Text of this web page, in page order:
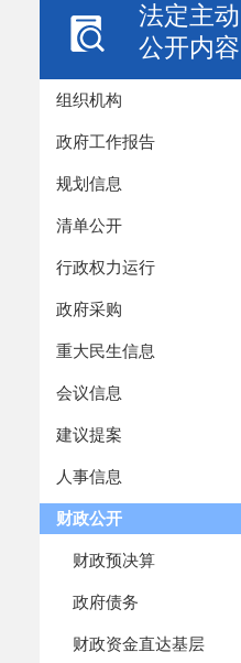
法定主动
公开内容
组织机构
政府工作报告
规划信息
清单公开
行政权力运行
政府采购
重大民生信息
会议信息
建议提案
人事信息
财政公开
财政预决算
政府债务
财政资金直达基层